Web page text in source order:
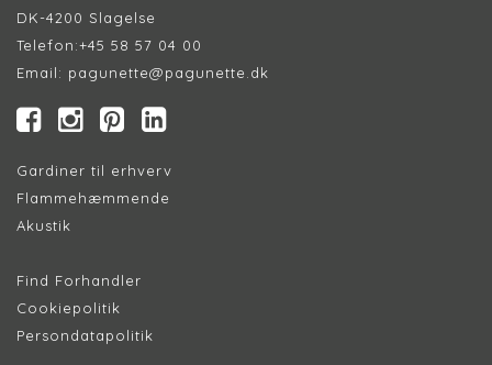
DK-4200 Slagelse
Telefon:+45 58 57 04 00
Email: pagunette@pagunette.dk
Gardiner til erhverv
Flammehæmmende
Akustik
Find Forhandler
Cookiepolitik
Persondatapolitik